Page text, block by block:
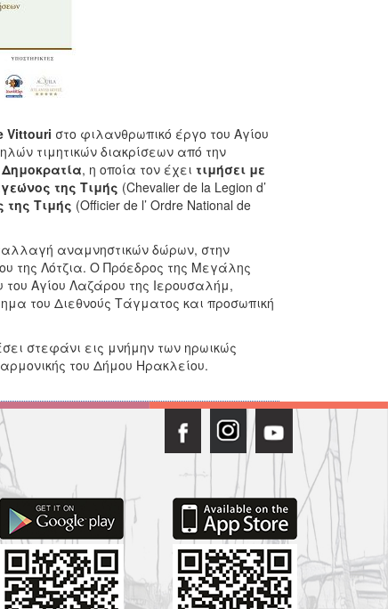
Vittouri στο φιλανθρωπικό έργο του Αγίου
τιμητικών διακρίσεων από την
, η οποία τον έχει τιμήσει με
της Τιμής (Chevalier de la Legion d’
της Τιμής (Officier de l’ Ordre National de
αναμνηστικών δώρων, στην
της Λότζια. Ο Πρόεδρος της Μεγάλης
του Αγίου Λαζάρου της Ιερουσαλήμ,
του Διεθνούς Τάγματος και προσωπική
στεφάνι εις μνήμην των ηρωικώς
του Δήμου Ηρακλείου.